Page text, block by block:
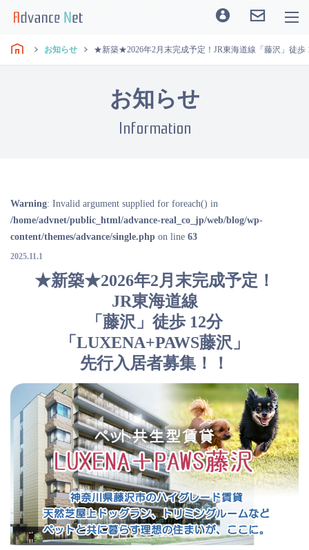
お知らせ ★新築★2026年2月末完成予定！JR東海道線「藤沢」徒歩
お知らせ
Information
Warning: Invalid argument supplied for foreach() in
/home/advnet/public_html/advance-real_co_jp/web/blog/wp-
content/themes/advance/single.php on line 63
2025.11.1
★新築★2026年2月末完成予定！
JR東海道線
「藤沢」徒歩 12分
「LUXENA+PAWS藤沢」
先行入居者募集！！